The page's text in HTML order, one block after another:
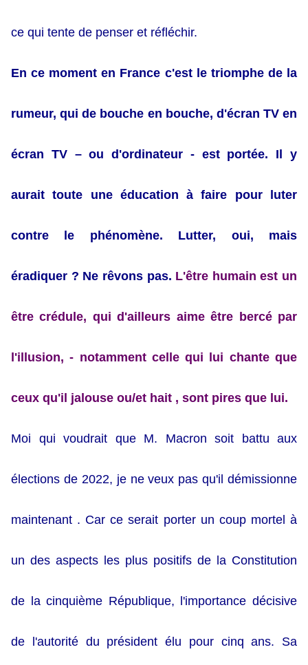
ce qui tente de penser et réfléchir.
En ce moment en France c'est le triomphe de la
rumeur, qui de bouche en bouche, d'écran TV en
écran TV – ou d'ordinateur - est portée. Il y
aurait toute une éducation à faire pour luter
contre le phénomène. Lutter, oui, mais
éradiquer ? Ne rêvons pas. L'être humain est un
être crédule, qui d'ailleurs aime être bercé par
l'illusion, - notamment celle qui lui chante que
ceux qu'il jalouse ou/et hait , sont pires que lui.
Moi qui voudrait que M. Macron soit battu aux
élections de 2022, je ne veux pas qu'il démissionne
maintenant . Car ce serait porter un coup mortel à
un des aspects les plus positifs de la Constitution
de la cinquième République, l'importance décisive
de l'autorité du président élu pour cinq ans. Sa